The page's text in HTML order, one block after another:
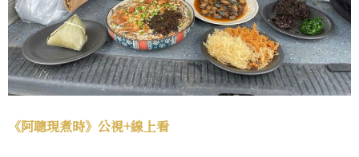
《阿聰現煮時》公視+線上看